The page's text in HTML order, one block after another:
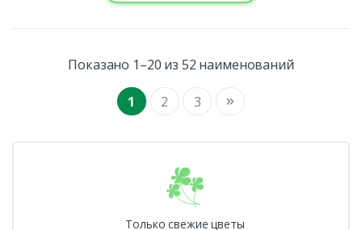
Показано 1–20 из 52 наименований
1 2 3 »
Только свежие цветы